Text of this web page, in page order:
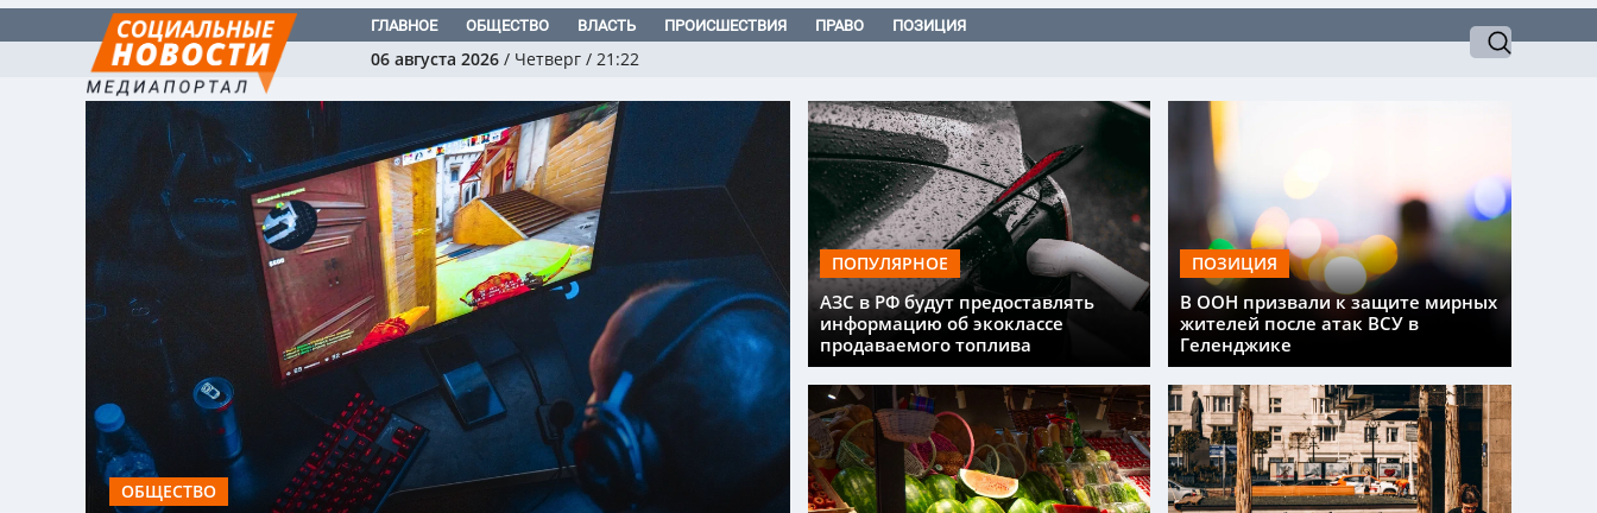
ГЛАВНОЕ ОБЩЕСТВО ВЛАСТЬ ПРОИСШЕСТВИЯ ПРАВО ПОЗИЦИЯ
06 августа 2026 / Четверг / 21:22
ОБЩЕСТВО
ПОПУЛЯРНОЕ
АЗС в РФ будут предоставлять
информацию об экоклассе
продаваемого топлива
ПОЗИЦИЯ
В ООН призвали к защите мирных
жителей после атак ВСУ в
Геленджике